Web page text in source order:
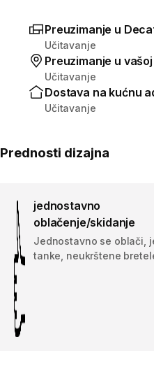
Preuzimanje u
Učitavanje
Preuzimanje u
Učitavanje
Dostava na kućnu
Učitavanje
Prednosti dizajna
jednostavno
oblačenje/skidanje
Jednostavno se oblači,
tanke, neukrštene